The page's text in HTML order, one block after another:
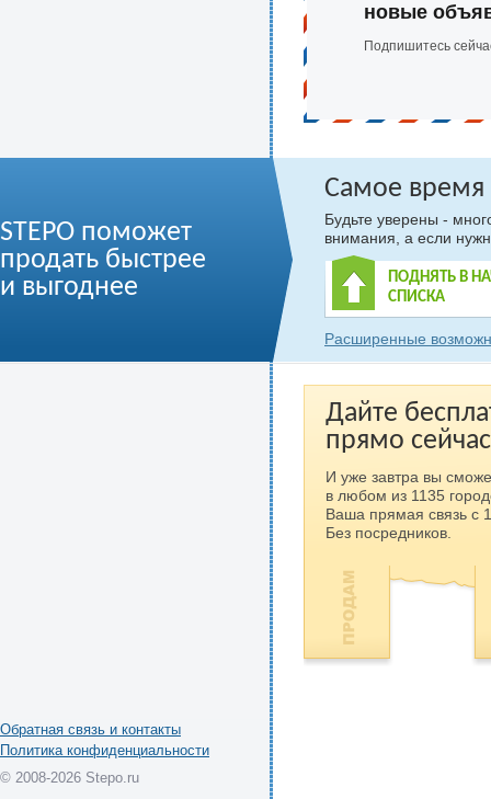
новые
Подпишитесь
STEPO поможет
продать быстрее
и выгоднее
Самое время
Будьте уверены -
внимания, а если
ПОДНЯТЬ В
СПИСКА
Расширенные
Дайте
прямо
И уже завтра вы
в любом из 1135
Ваша прямая связь с
Без посредников.
Обратная связь и контакты
Политика конфиденциальности
© 2008-2026 Stepo.ru